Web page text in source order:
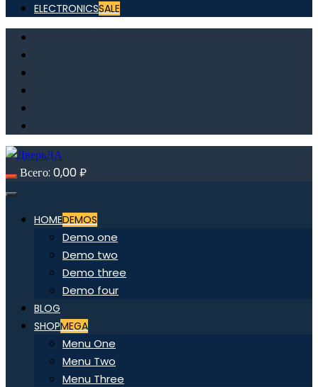
ELECTRONICSSALE
Всего: 0,00₽
HOMEDEMOS
Demo one
Demo two
Demo three
Demo four
BLOG
SHOPMEGA
Menu One
Menu Two
Menu Three